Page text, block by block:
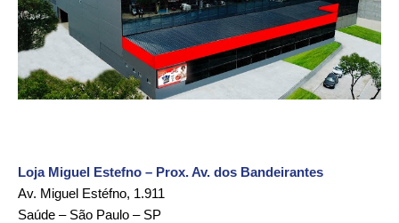
Loja Miguel Estefno – Prox. Av. dos Bandeirantes
Av. Miguel Estéfno, 1.911
Saúde – São Paulo – SP